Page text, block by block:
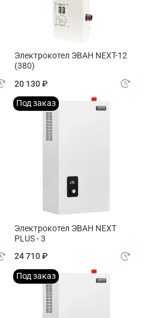
Электрокотел ЭВАН NEXT-12
(380)
20 130 ₽
Под заказ
Электрокотел ЭВАН NEXT
PLUS - 3
24 710 ₽
Под заказ